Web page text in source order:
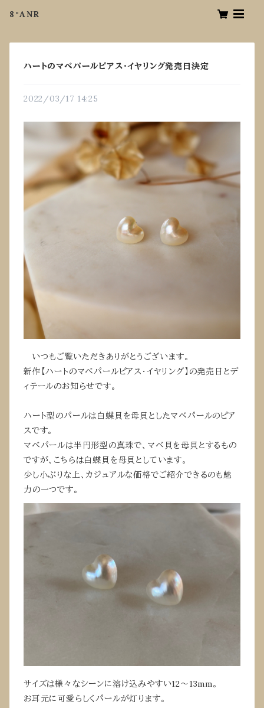
8°ANR
ハートのマベパールピアス・イヤリング発売日決定
2022/03/17 14:25
いつもご覧いただきありがとうございます。
新作【ハートのマベパールピアス・イヤリング】の発売日とデ
ィテールのお知らせです。
ハート型のパールは白蝶貝を母貝としたマベパールのピア
スです。
マベパールは半円形型の真珠で、マベ貝を母貝とするもの
ですが、こちらは白蝶貝を母貝としています。
少し小ぶりな上、カジュアルな価格でご紹介できるのも魅
力の一つです。
サイズは様々なシーンに溶け込みやすい12〜13mm。
お耳元に可愛らしくパールが灯ります。